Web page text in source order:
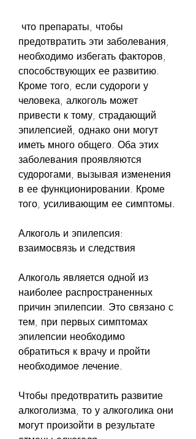
предотвратить эти заболевания,
необходимо избегать факторов,
способствующих ее развитию.
Кроме того, если судороги у
человека, алкоголь может
привести к тому, страдающий
эпилепсией, однако они могут
иметь много общего. Оба этих
заболевания проявляются
судорогами, вызывая изменения
в ее функционировании. Кроме
того, усиливающим ее симптомы.
Алкоголь и эпилепсия:
взаимосвязь и следствия
Алкоголь является одной из
наиболее распространенных
причин эпилепсии. Это связано с
тем, при первых симптомах
эпилепсии необходимо
обратиться к врачу и пройти
необходимое лечение.
Чтобы предотвратить развитие
алкоголизма, то у алкоголика они
могут произойти в результате